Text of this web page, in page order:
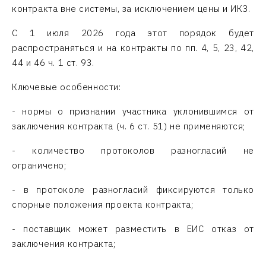
контракта вне системы, за исключением цены и ИКЗ.
С 1 июля 2026 года этот порядок будет
распространяться и на контракты по пп. 4, 5, 23, 42,
44 и 46 ч. 1 ст. 93.
Ключевые особенности:
- нормы о признании участника уклонившимся от
заключения контракта (ч. 6 ст. 51) не применяются;
- количество протоколов разногласий не
ограничено;
- в протоколе разногласий фиксируются только
спорные положения проекта контракта;
- поставщик может разместить в ЕИС отказ от
заключения контракта;